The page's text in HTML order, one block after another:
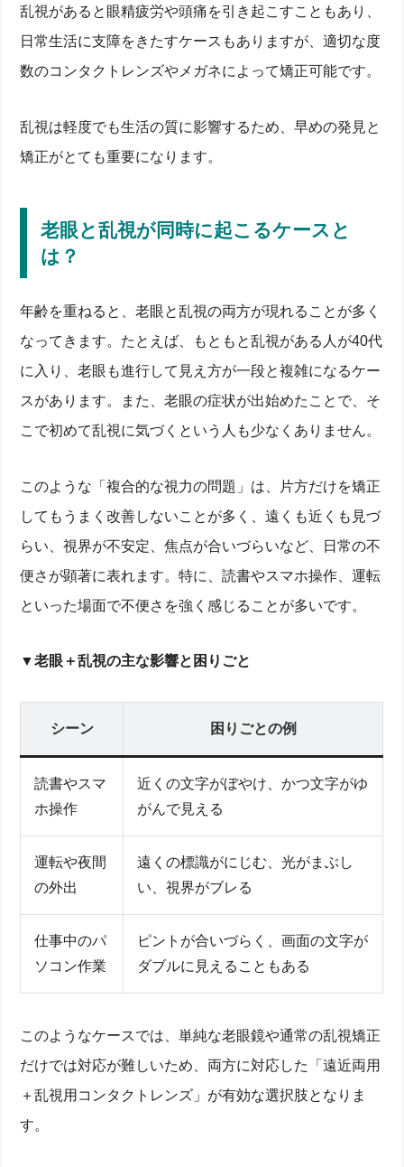
乱視があると眼精疲労や頭痛を引き起こすこともあり、
日常生活に支障をきたすケースもありますが、適切な度
数のコンタクトレンズやメガネによって矯正可能です。
乱視は軽度でも生活の質に影響するため、早めの発見と
矯正がとても重要になります。
老眼と乱視が同時に起こるケースと
は？
年齢を重ねると、老眼と乱視の両方が現れることが多く
なってきます。たとえば、もともと乱視がある人が40代
に入り、老眼も進行して見え方が一段と複雑になるケー
スがあります。また、老眼の症状が出始めたことで、そ
こで初めて乱視に気づくという人も少なくありません。
このような「複合的な視力の問題」は、片方だけを矯正
してもうまく改善しないことが多く、遠くも近くも見づ
らい、視界が不安定、焦点が合いづらいなど、日常の不
便さが顕著に表れます。特に、読書やスマホ操作、運転
といった場面で不便さを強く感じることが多いです。
▼老眼＋乱視の主な影響と困りごと
シーン 困りごとの例
読書やスマ
ホ操作
近くの文字がぼやけ、かつ文字がゆ
がんで見える
運転や夜間
の外出
遠くの標識がにじむ、光がまぶし
い、視界がブレる
仕事中のパ
ソコン作業
ピントが合いづらく、画面の文字が
ダブルに見えることもある
このようなケースでは、単純な老眼鏡や通常の乱視矯正
だけでは対応が難しいため、両方に対応した「遠近両用
＋乱視用コンタクトレンズ」が有効な選択肢となりま
す。